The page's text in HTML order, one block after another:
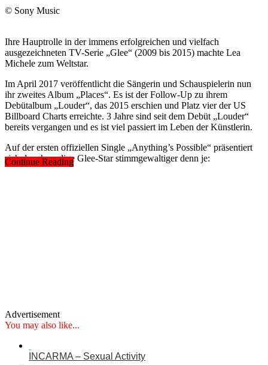
© Sony Music
Ihre Hauptrolle in der immens erfolgreichen und vielfach
ausgezeichneten TV-Serie „Glee“ (2009 bis 2015) machte Lea
Michele zum Weltstar.
Im April 2017 veröffentlicht die Sängerin und Schauspielerin nun
ihr zweites Album „Places“. Es ist der Follow-Up zu ihrem
Debütalbum „Louder“, das 2015 erschien und Platz vier der US
Billboard Charts erreichte. 3 Jahre sind seit dem Debüt „Louder“
bereits vergangen und es ist viel passiert im Leben der Künstlerin.
Auf der ersten offiziellen Single „Anything’s Possible“ präsentiert
sich der ehemalige Glee-Star stimmgewaltiger denn je:
Continue Reading
Advertisement
You may also like...
INCARMA – Sexual Activity